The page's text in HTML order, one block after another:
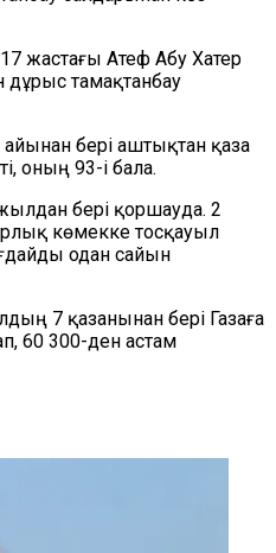
жастағы Атеф Абу Хатер
тамақтанбау
бері аштықтан қаза
оның 93-і бала.
бері қоршауда. 2
көмекке тосқауыл
одан сайын
7 қазанынан бері Газаға
60 300-ден астам